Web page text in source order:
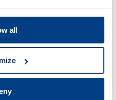
all